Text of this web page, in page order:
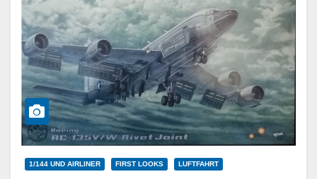
1/144 UND AIRLINER FIRST LOOKS LUFTFAHRT